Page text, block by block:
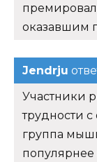
оказавшим
Jendrju
Участники
трудности
группа
популярнее